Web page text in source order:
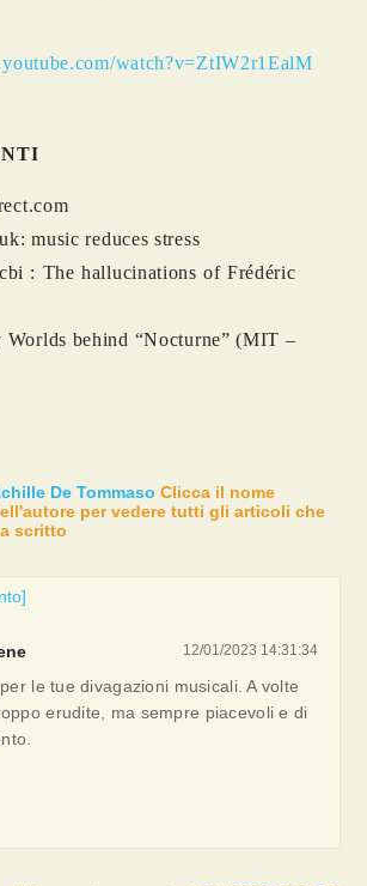
watch?v=ZtIW2r1EalM
music reduces stress
: The hallucinations of Frédéric
Worlds behind “Nocturne” (MIT –
De Tommaso Clicca il nome
per vedere tutti gli articoli che
scritto
12/01/2023 14:31:34
le tue divagazioni musicali. A volte
erudite, ma sempre piacevoli e di